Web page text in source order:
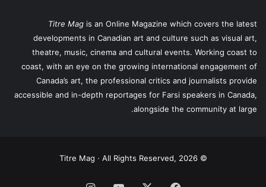
Titre Mag is an Online Magazine which covers the latest
developments in Canadian art and culture such as visual art,
theatre, music, cinema and cultural events. Working coast to
coast, with an eye on the growing international engagement of
Canada’s art, the professional critics and journalists provide
accessible and in-depth reportages for Farsi speakers in Canada,
alongside the community at large.
© Titre Mag · All Rights Reserved, 2026